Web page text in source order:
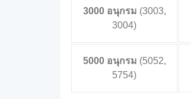
3000 อนุกรม (3003,
3004)
5000 อนุกรม (5052,
5754)